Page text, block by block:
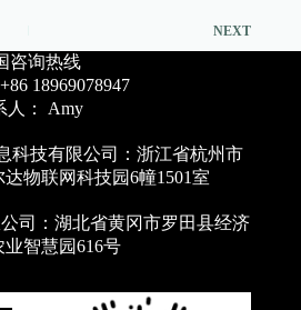
NEXT
咨询热线
18969078947
人： Amy
技有限公司：浙江省杭州市
物联网科技园6幢1501室
司：湖北省黄冈市罗田县经济
智慧园616号